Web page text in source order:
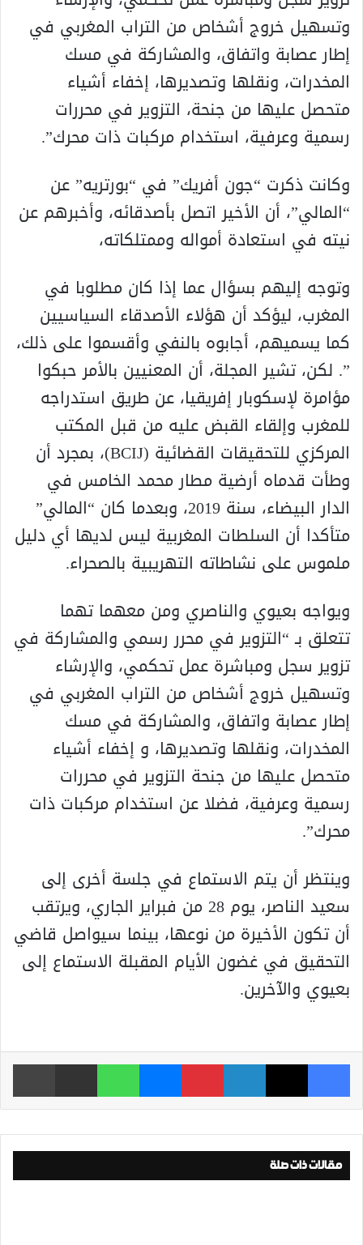
وتسهيل خروج أشخاص من التراب المغربي في
إطار عصابة واتفاق، والمشاركة في مسك
المخدرات، ونقلها وتصديرها، إخفاء أشياء
متحصل عليها من جنحة، التزوير في محررات
رسمية وعرفية، استخدام مركبات ذات محرك”.
وكانت ذكرت “جون أفريك” في “بورتريه” عن
“المالي”، أن الأخير اتصل بأصدقائه، وأخبرهم عن
نيته في استعادة أمواله وممتلكاته،
وتوجه إليهم بسؤال عما إذا كان مطلوبا في
المغرب، ليؤكد أن هؤلاء الأصدقاء السياسيين
كما يسميهم، أجابوه بالنفي وأقسموا على ذلك،
”. لكن، تشير المجلة، أن المعنيين بالأمر حبكوا
مؤامرة لإسكوبار إفريقيا، عن طريق استدراجه
للمغرب وإلقاء القبض عليه من قبل المكتب
المركزي للتحقيقات القضائية (BCIJ)، بمجرد أن
وطأت قدماه أرضية مطار محمد الخامس في
الدار البيضاء، سنة 2019، وبعدما كان “المالي”
متأكدا أن السلطات المغربية ليس لديها أي دليل
ملموس على نشاطاته التهريبية بالصحراء.
ويواجه بعيوي والناصري ومن معهما تهما
تتعلق بـ “التزوير في محرر رسمي والمشاركة في
تزوير سجل ومباشرة عمل تحكمي، والإرشاء
وتسهيل خروج أشخاص من التراب المغربي في
إطار عصابة واتفاق، والمشاركة في مسك
المخدرات، ونقلها وتصديرها، و إخفاء أشياء
متحصل عليها من جنحة التزوير في محررات
رسمية وعرفية، فضلا عن استخدام مركبات ذات
محرك”.
وينتظر أن يتم الاستماع في جلسة أخرى إلى
سعيد الناصر، يوم 28 من فبراير الجاري، ويرتقب
أن تكون الأخيرة من نوعها، بينما سيواصل قاضي
التحقيق في غضون الأيام المقبلة الاستماع إلى
بعيوي والآخرين.
فيسبوك ‫X لينكدإن بينتيريست ماسنجر واتساب مشاركة عبر البريد
مقالات ذات صلة